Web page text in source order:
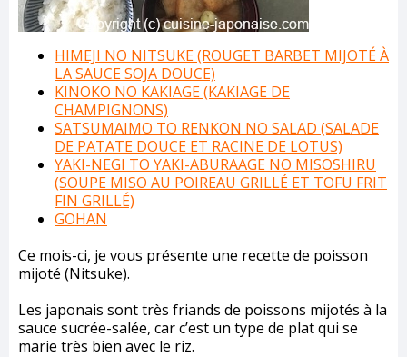
HIMEJI NO NITSUKE (ROUGET BARBET MIJOTÉ À
LA SAUCE SOJA DOUCE)
KINOKO NO KAKIAGE (KAKIAGE DE
CHAMPIGNONS)
SATSUMAIMO TO RENKON NO SALAD (SALADE
DE PATATE DOUCE ET RACINE DE LOTUS)
YAKI-NEGI TO YAKI-ABURAAGE NO MISOSHIRU
(SOUPE MISO AU POIREAU GRILLÉ ET TOFU FRIT
FIN GRILLÉ)
GOHAN
Ce mois-ci, je vous présente une recette de poisson
mijoté (Nitsuke).
Les japonais sont très friands de poissons mijotés à la
sauce sucrée-salée, car c’est un type de plat qui se
marie très bien avec le riz.